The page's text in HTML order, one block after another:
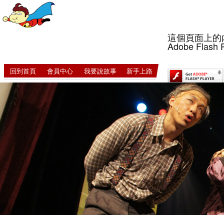
這個頁面上
Adobe Flash
回到首頁 會員中心 我要說故事 新手上路